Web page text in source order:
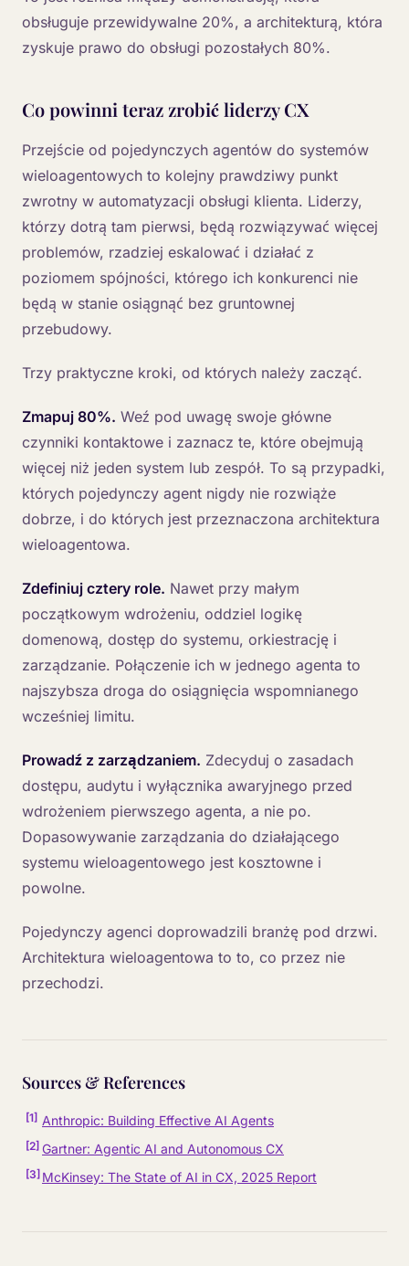
obsługuje przewidywalne 20%, a architekturą, która
zyskuje prawo do obsługi pozostałych 80%.
Co powinni teraz zrobić liderzy CX
Przejście od pojedynczych agentów do systemów
wieloagentowych to kolejny prawdziwy punkt
zwrotny w automatyzacji obsługi klienta. Liderzy,
którzy dotrą tam pierwsi, będą rozwiązywać więcej
problemów, rzadziej eskalować i działać z
poziomem spójności, którego ich konkurenci nie
będą w stanie osiągnąć bez gruntownej
przebudowy.
Trzy praktyczne kroki, od których należy zacząć.
Zmapuj 80%. Weź pod uwagę swoje główne
czynniki kontaktowe i zaznacz te, które obejmują
więcej niż jeden system lub zespół. To są przypadki,
których pojedynczy agent nigdy nie rozwiąże
dobrze, i do których jest przeznaczona architektura
wieloagentowa.
Zdefiniuj cztery role. Nawet przy małym
początkowym wdrożeniu, oddziel logikę
domenową, dostęp do systemu, orkiestrację i
zarządzanie. Połączenie ich w jednego agenta to
najszybsza droga do osiągnięcia wspomnianego
wcześniej limitu.
Prowadź z zarządzaniem. Zdecyduj o zasadach
dostępu, audytu i wyłącznika awaryjnego przed
wdrożeniem pierwszego agenta, a nie po.
Dopasowywanie zarządzania do działającego
systemu wieloagentowego jest kosztowne i
powolne.
Pojedynczy agenci doprowadzili branżę pod drzwi.
Architektura wieloagentowa to to, co przez nie
przechodzi.
Sources & References
[1] Anthropic: Building Effective AI Agents
[2] Gartner: Agentic AI and Autonomous CX
[3] McKinsey: The State of AI in CX, 2025 Report